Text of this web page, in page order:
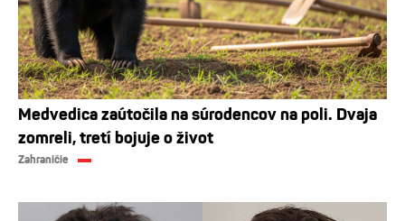
Medvedica zaútočila na súrodencov na poli. Dvaja
zomreli, tretí bojuje o život
Zahraničie